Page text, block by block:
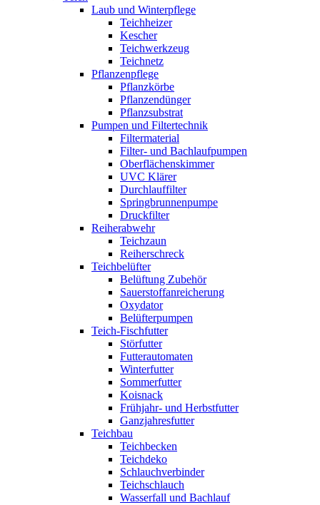
Laub und Winterpflege
Teichheizer
Kescher
Teichwerkzeug
Teichnetz
Pflanzenpflege
Pflanzkörbe
Pflanzendünger
Pflanzsubstrat
Pumpen und Filtertechnik
Filtermaterial
Filter- und Bachlaufpumpen
Oberflächenskimmer
UVC Klärer
Durchlauffilter
Springbrunnenpumpe
Druckfilter
Reiherabwehr
Teichzaun
Reiherschreck
Teichbelüfter
Belüftung Zubehör
Sauerstoffanreicherung
Oxydator
Belüfterpumpen
Teich-Fischfutter
Störfutter
Futterautomaten
Winterfutter
Sommerfutter
Koisnack
Frühjahr- und Herbstfutter
Ganzjahresfutter
Teichbau
Teichbecken
Teichdeko
Schlauchverbinder
Teichschlauch
Wasserfall und Bachlauf